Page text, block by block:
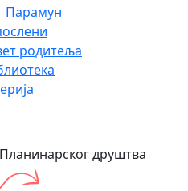
Парамун
родитеља
друштва